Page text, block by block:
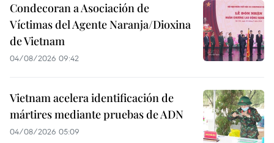
Condecoran a Asociación de
Víctimas del Agente Naranja/Dioxina
de Vietnam
04/08/2026 09:42
Vietnam acelera identificación de
mártires mediante pruebas de ADN
04/08/2026 05:09